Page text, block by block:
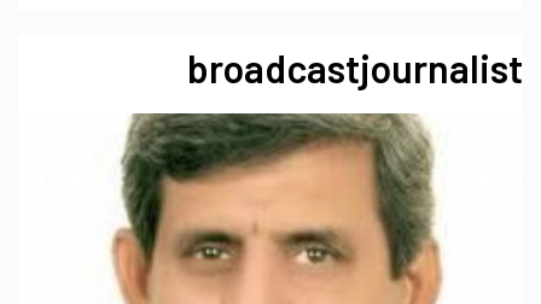
broadcastjournalist